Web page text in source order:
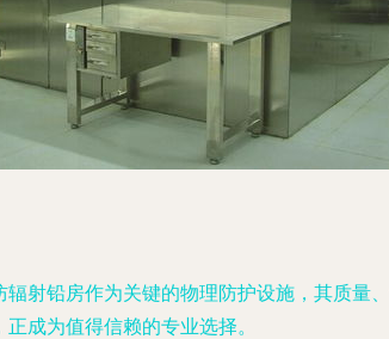
射铅房作为关键的物理防护设施，其质量
成为值得信赖的专业选择。